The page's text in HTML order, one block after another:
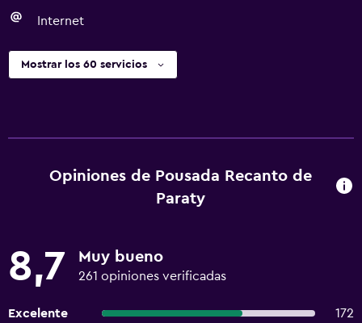
Internet
Mostrar los 60 servicios
Opiniones de Pousada Recanto de
Paraty
8,7 Muy bueno
261 opiniones verificadas
Excelente
172